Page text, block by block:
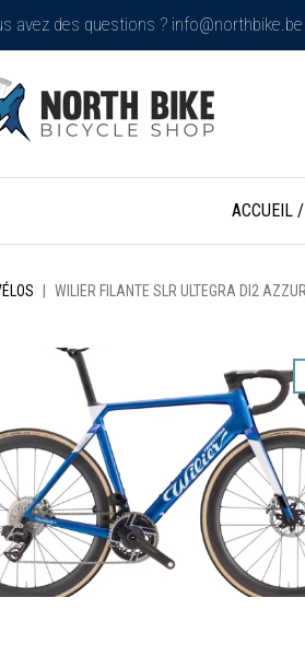
avez des questions ? info@northbike.be
ACCUEIL
WILIER FILANTE SLR ULTEGRA DI2